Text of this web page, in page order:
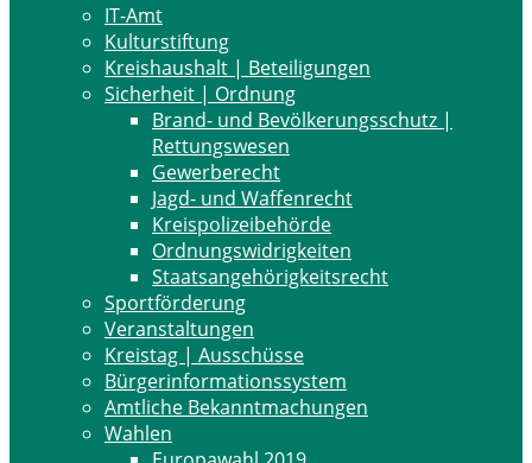
IT-Amt
Kulturstiftung
Kreishaushalt | Beteiligungen
Sicherheit | Ordnung
Brand- und Bevölkerungsschutz |
Rettungswesen
Gewerberecht
Jagd- und Waffenrecht
Kreispolizeibehörde
Ordnungswidrigkeiten
Staatsangehörigkeitsrecht
Sportförderung
Veranstaltungen
Kreistag | Ausschüsse
Bürgerinformationssystem
Amtliche Bekanntmachungen
Wahlen